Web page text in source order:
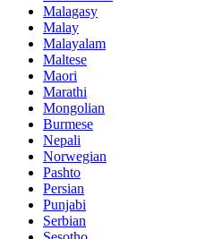
Malagasy
Malay
Malayalam
Maltese
Maori
Marathi
Mongolian
Burmese
Nepali
Norwegian
Pashto
Persian
Punjabi
Serbian